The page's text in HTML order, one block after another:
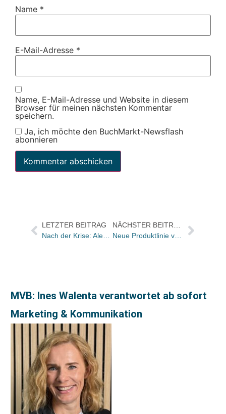
Name *
E-Mail-Adresse *
Name, E-Mail-Adresse und Website in diesem
Browser für meinen nächsten Kommentar
speichern.
Ja, ich möchte den BuchMarkt-Newsflash
abonnieren
LETZTER BEITRAG
Nach der Krise: Alexander Potyka ist neuer Präsident im Hauptverband des Österreichischen Buchhandels
MVB: Ines Walenta verantwortet ab sofort
Marketing & Kommunikation